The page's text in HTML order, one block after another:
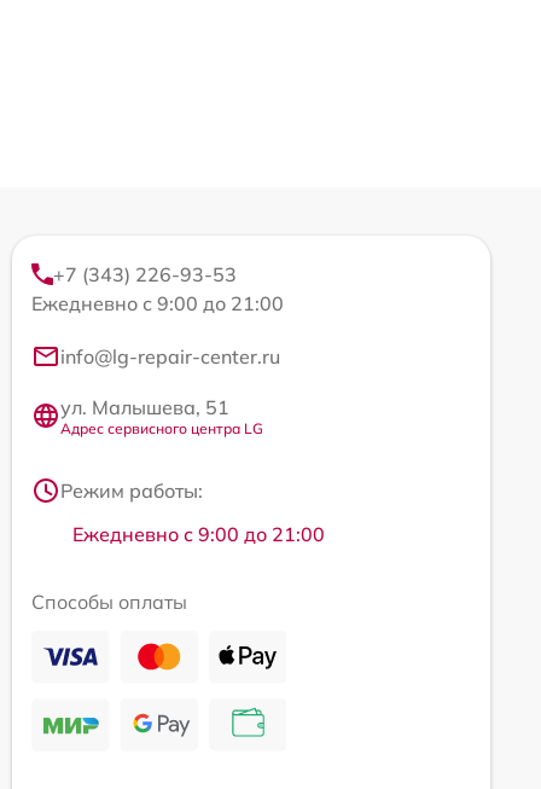
+7 (343) 226-93-53
Ежедневно с 9:00 до 21:00
info@lg-repair-center.ru
ул. Малышева, 51
Адрес сервисного центра LG
Режим работы:
Ежедневно с 9:00 до 21:00
Способы оплаты